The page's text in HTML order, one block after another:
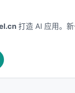
版本 | | 延
线提升是否转化
投毒/偏见？ | 来
标，但工程团队
打造 AI 应用。